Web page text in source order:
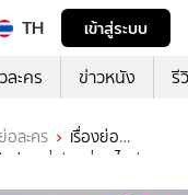
TH
เข้าสู่ระบบ
ละคร ข่าวหนัง รี
อละคร
เรื่องย่อ
าย ที่เดียวที่ ทรูไอดี)